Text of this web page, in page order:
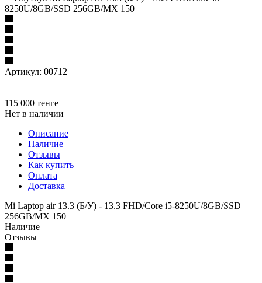
8250U/8GB/SSD 256GB/MX 150
Артикул: 00712
115 000 тенге
Нет в наличии
Описание
Наличие
Отзывы
Как купить
Оплата
Доставка
Mi Laptop air 13.3 (Б/У) - 13.3 FHD/Core i5-8250U/8GB/SSD
256GB/MX 150
Наличие
Отзывы